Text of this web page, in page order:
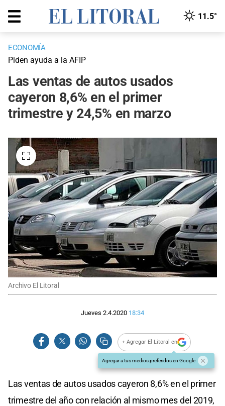
11.5°
ECONOMÍA
Piden ayuda a la AFIP
Las ventas de autos usados
cayeron 8,6% en el primer
trimestre y 24,5% en marzo
Archivo El Litoral
Jueves 2.4.2020 18:34
+ Agregar El Litoral en
Agregar a tus medios preferidos en Google
Las ventas de autos usados cayeron 8,6% en el primer
trimestre del año con relación al mismo mes del 2019,